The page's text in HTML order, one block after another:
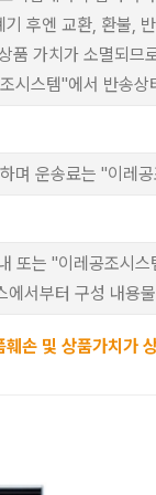
기 후엔 교환, 환불,
품 가치가 소멸되
시스템"에서 반송
며 운송료는 "이레
또는 "이레공조시
에서부터 구성 내용
손 및 상품가치가